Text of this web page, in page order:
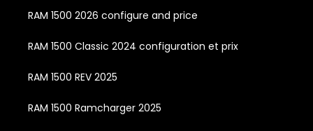
RAM 1500 2026 configure and price
RAM 1500 Classic 2024 configuration et prix
RAM 1500 REV 2025
RAM 1500 Ramcharger 2025